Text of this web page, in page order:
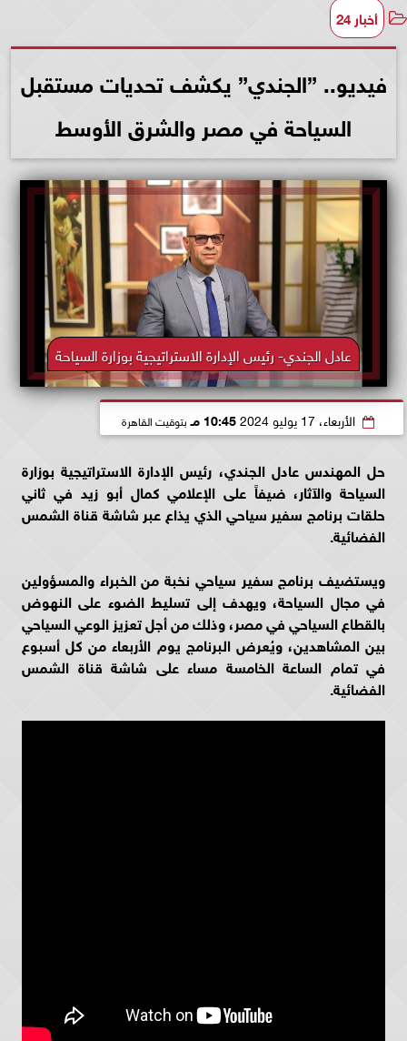
أخبار 24
فيديو.. ”الجندي” يكشف تحديات مستقبل
السياحة في مصر والشرق الأوسط
عادل الجندي- رئيس الإدارة الاستراتيجية بوزارة السياحة
الأربعاء، 17 يوليو 2024 10:45 مـ بتوقيت القاهرة
حل المهندس عادل الجندي، رئيس الإدارة الاستراتيجية بوزارة
السياحة والآثار، ضيفاً على الإعلامي كمال أبو زيد في ثاني
حلقات برنامج سفير سياحي الذي يذاع عبر شاشة قناة الشمس
الفضائية.
ويستضيف برنامج سفير سياحي نخبة من الخبراء والمسؤولين
في مجال السياحة، ويهدف إلى تسليط الضوء على النهوض
بالقطاع السياحي في مصر، وذلك من أجل تعزيز الوعي السياحي
بين المشاهدين، ويُعرض البرنامج يوم الأربعاء من كل أسبوع
في تمام الساعة الخامسة مساء على شاشة قناة الشمس
الفضائية.